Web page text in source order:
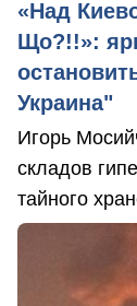
«Над
Що?!!»:
Украина"
Игорь
складов
тайного